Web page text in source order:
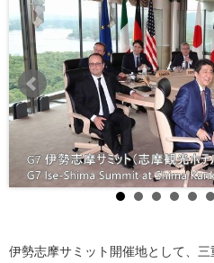
伊勢志摩サミット開催地として、三